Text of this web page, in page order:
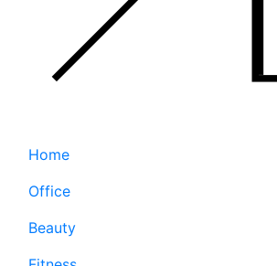
Home
Office
Beauty